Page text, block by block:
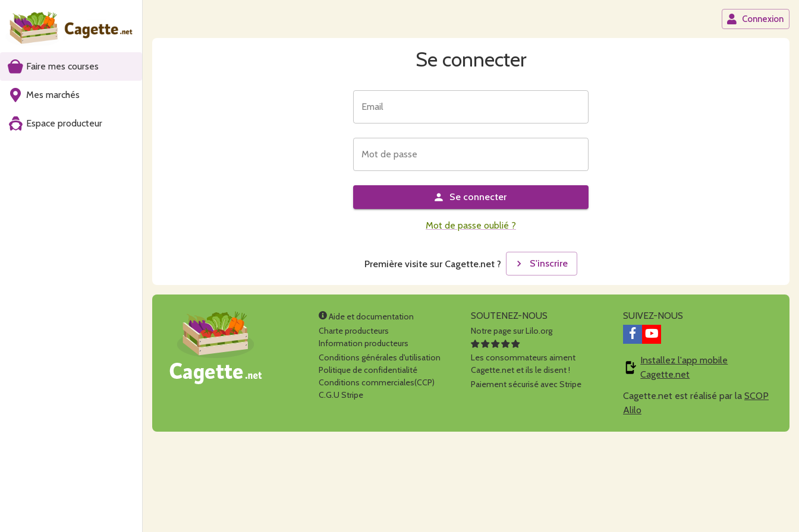
Faire mes courses
Mes marchés
Espace producteur
Connexion
Se connecter
Email
Mot de passe
Se connecter
Mot de passe oublié ?
Première visite sur Cagette.net ? S'inscrire
Aide et documentation
Charte producteurs
Information producteurs
Conditions générales d'utilisation
Politique de confidentialité
Conditions commerciales(CCP)
C.G.U Stripe
SOUTENEZ-NOUS
Notre page sur Lilo.org
Les consommateurs aiment
Cagette.net et ils le disent !
Paiement sécurisé avec Stripe
SUIVEZ-NOUS
Installez l'app mobile
Cagette.net
Cagette.net est réalisé par la SCOP
Alilo